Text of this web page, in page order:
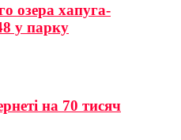
озера хапуга-
у парку
на 70 тисяч